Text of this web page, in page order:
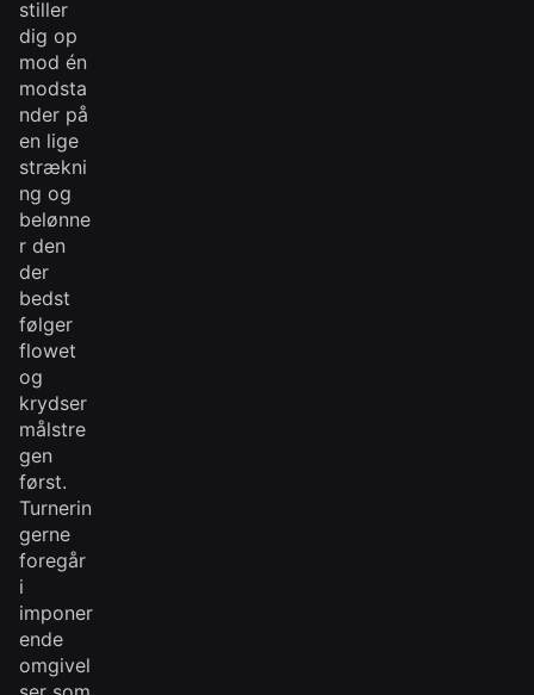
stiller
dig op
mod én
modsta
nder på
en lige
strækni
ng og
belønne
r den
der
bedst
følger
flowet
og
krydser
målstre
gen
først.
Turnerin
gerne
foregår
i
imponer
ende
omgivel